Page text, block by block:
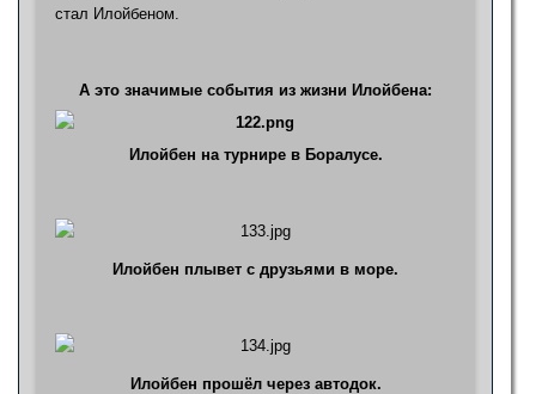
стал Илойбеном.
А это значимые события из жизни Илойбена:
Илойбен на турнире в Боралусе.
Илойбен плывет с друзьями в море.
Илойбен прошёл через автодок.